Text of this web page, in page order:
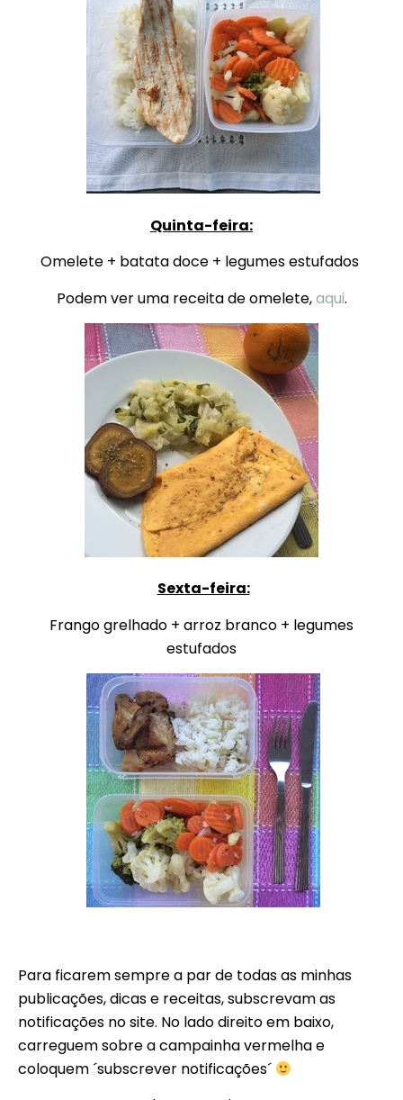
Quinta-feira:
Omelete + batata doce + legumes estufados
Podem ver uma receita de omelete,aqui.
Sexta-feira:
Frango grelhado + arroz branco + legumes
estufados
Para ficarem sempre a par de todas as minhas
publicações, dicas e receitas, subscrevam as
notificações no site. No lado direito em baixo,
carreguem sobre a campainha vermelha e
coloquem ´subscrever notificações´